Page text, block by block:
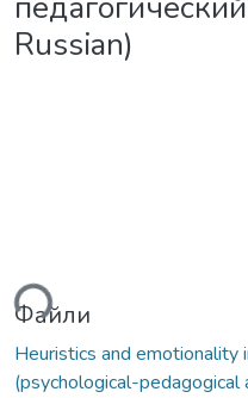
Russian)
Файли
Heuristics and emotionality
(psychological-